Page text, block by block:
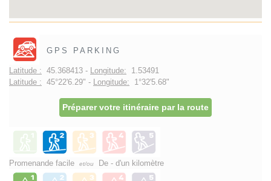
GPS PARKING
Latitude : 45.368413 - Longitude: 1.53491
Latitude : 45°22'6.29" - Longitude: 1°32'5.68"
Préparer votre itinéraire par la route
Promenande facile et/ou De - d'un kilomètre